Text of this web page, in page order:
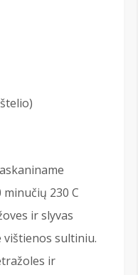
230 C
ir slyvas
vištienos sultiniu.
ir